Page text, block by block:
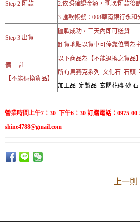
Step 2 匯款
2.依照確認金額，匯款/匯款後
3.匯款帳號：008華南銀行永和
Step 3 出貨
匯款成功，三天內即可送貨
卸貨地點以貨車可停靠位置為
備 註
【不能退換貨品】
以下商品為【不能退換之貨品
所有馬賽克系列 文化石 石頭
加工品 定製品 玄關花磚 砂 石
營業時間上午7：30_下午6：30 訂購電話：0975-
shine4788@gmail.com
上一則